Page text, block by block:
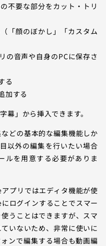
不要な部分をカット・トリ
「顔のぼかし」「カスタム
の音声や自身のPCに保存さ
る
加する
幕」から挿入できます。
どの基本的な編集機能しか
以外の編集を行いたい場合
ルを用意する必要がありま
プリではエディタ機能が使
ログインすることでスマー
うことはできますが、スマ
いないため、非常に使いに
ンで編集する場合も動画編